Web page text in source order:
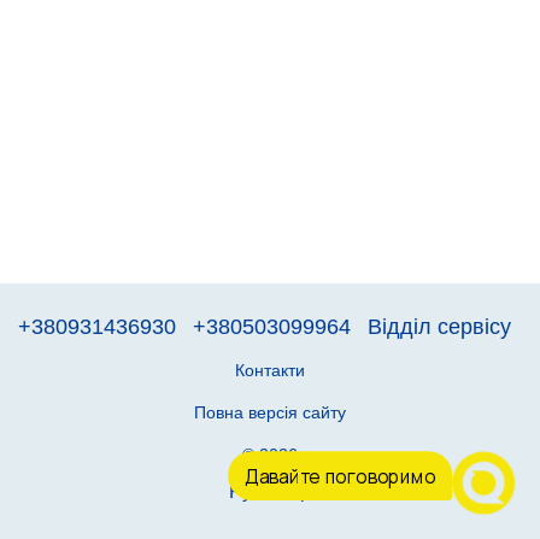
+380931436930 +380503099964 Відділ сервісу
Контакти
Повна версія сайту
© 2026
Рус
Давайте поговоримо